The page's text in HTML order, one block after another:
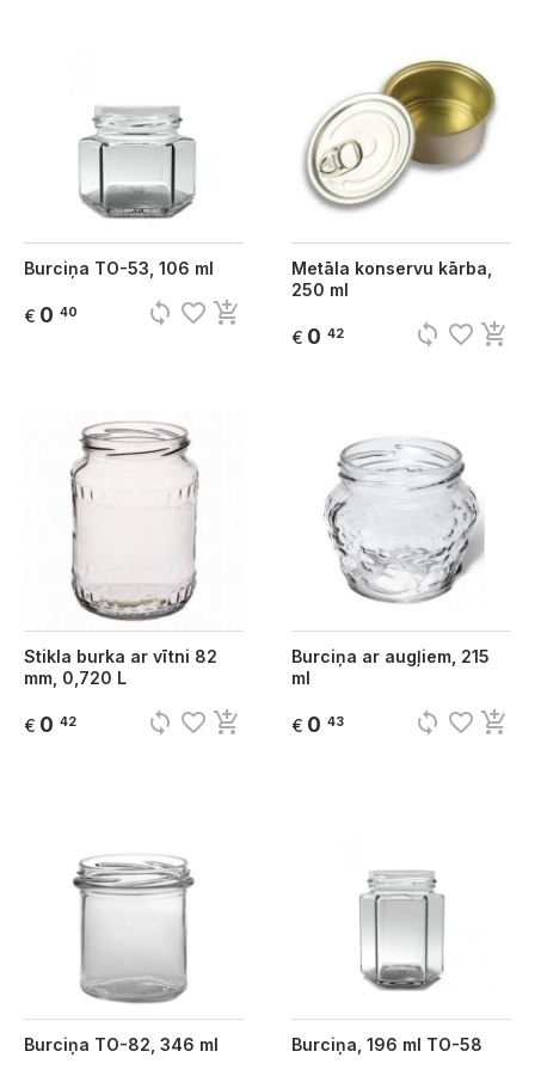
Burciņa TO-53, 106 ml
€ 0 40 sync favorite_border add_shopping_cart
Metāla konservu kārba,
250 ml
€ 0 42 sync favorite_border add_shopping_cart
Stikla burka ar vītni 82
mm, 0,720 L
€ 0 42 sync favorite_border add_shopping_cart
Burciņa ar augļiem, 215
ml
€ 0 43 sync favorite_border add_shopping_cart
Burciņa TO-82, 346 ml Burciņa, 196 ml TO-58